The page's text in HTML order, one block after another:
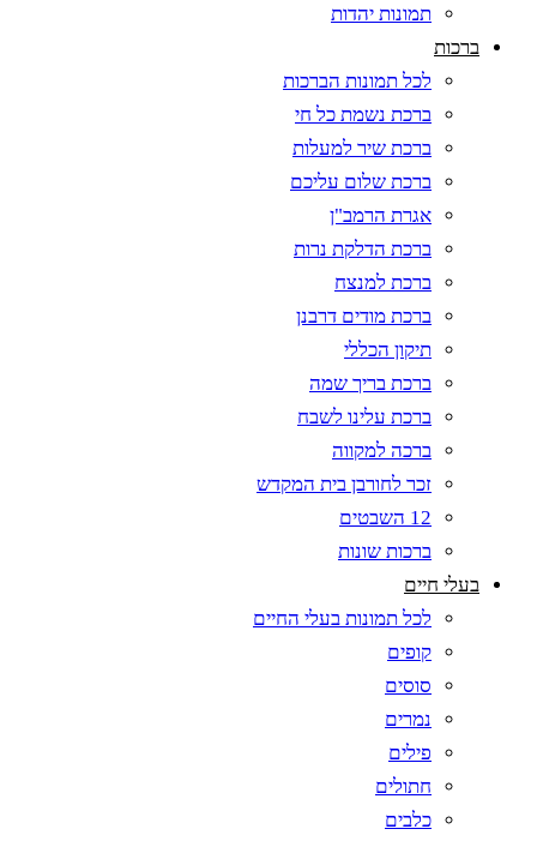
תמונות יהדות
ברכות
לכל תמונות הברכות
ברכת נשמת כל חי
ברכת שיר למעלות
ברכת שלום עליכם
אגרת הרמב"ן
ברכת הדלקת נרות
ברכת למנצח
ברכת מודים דרבנן
תיקון הכללי
ברכת בריך שמה
ברכת עלינו לשבח
ברכה למקווה
זכר לחורבן בית המקדש
12 השבטים
ברכות שונות
בעלי חיים
לכל תמונות בעלי החיים
קופים
סוסים
נמרים
פילים
חתולים
כלבים